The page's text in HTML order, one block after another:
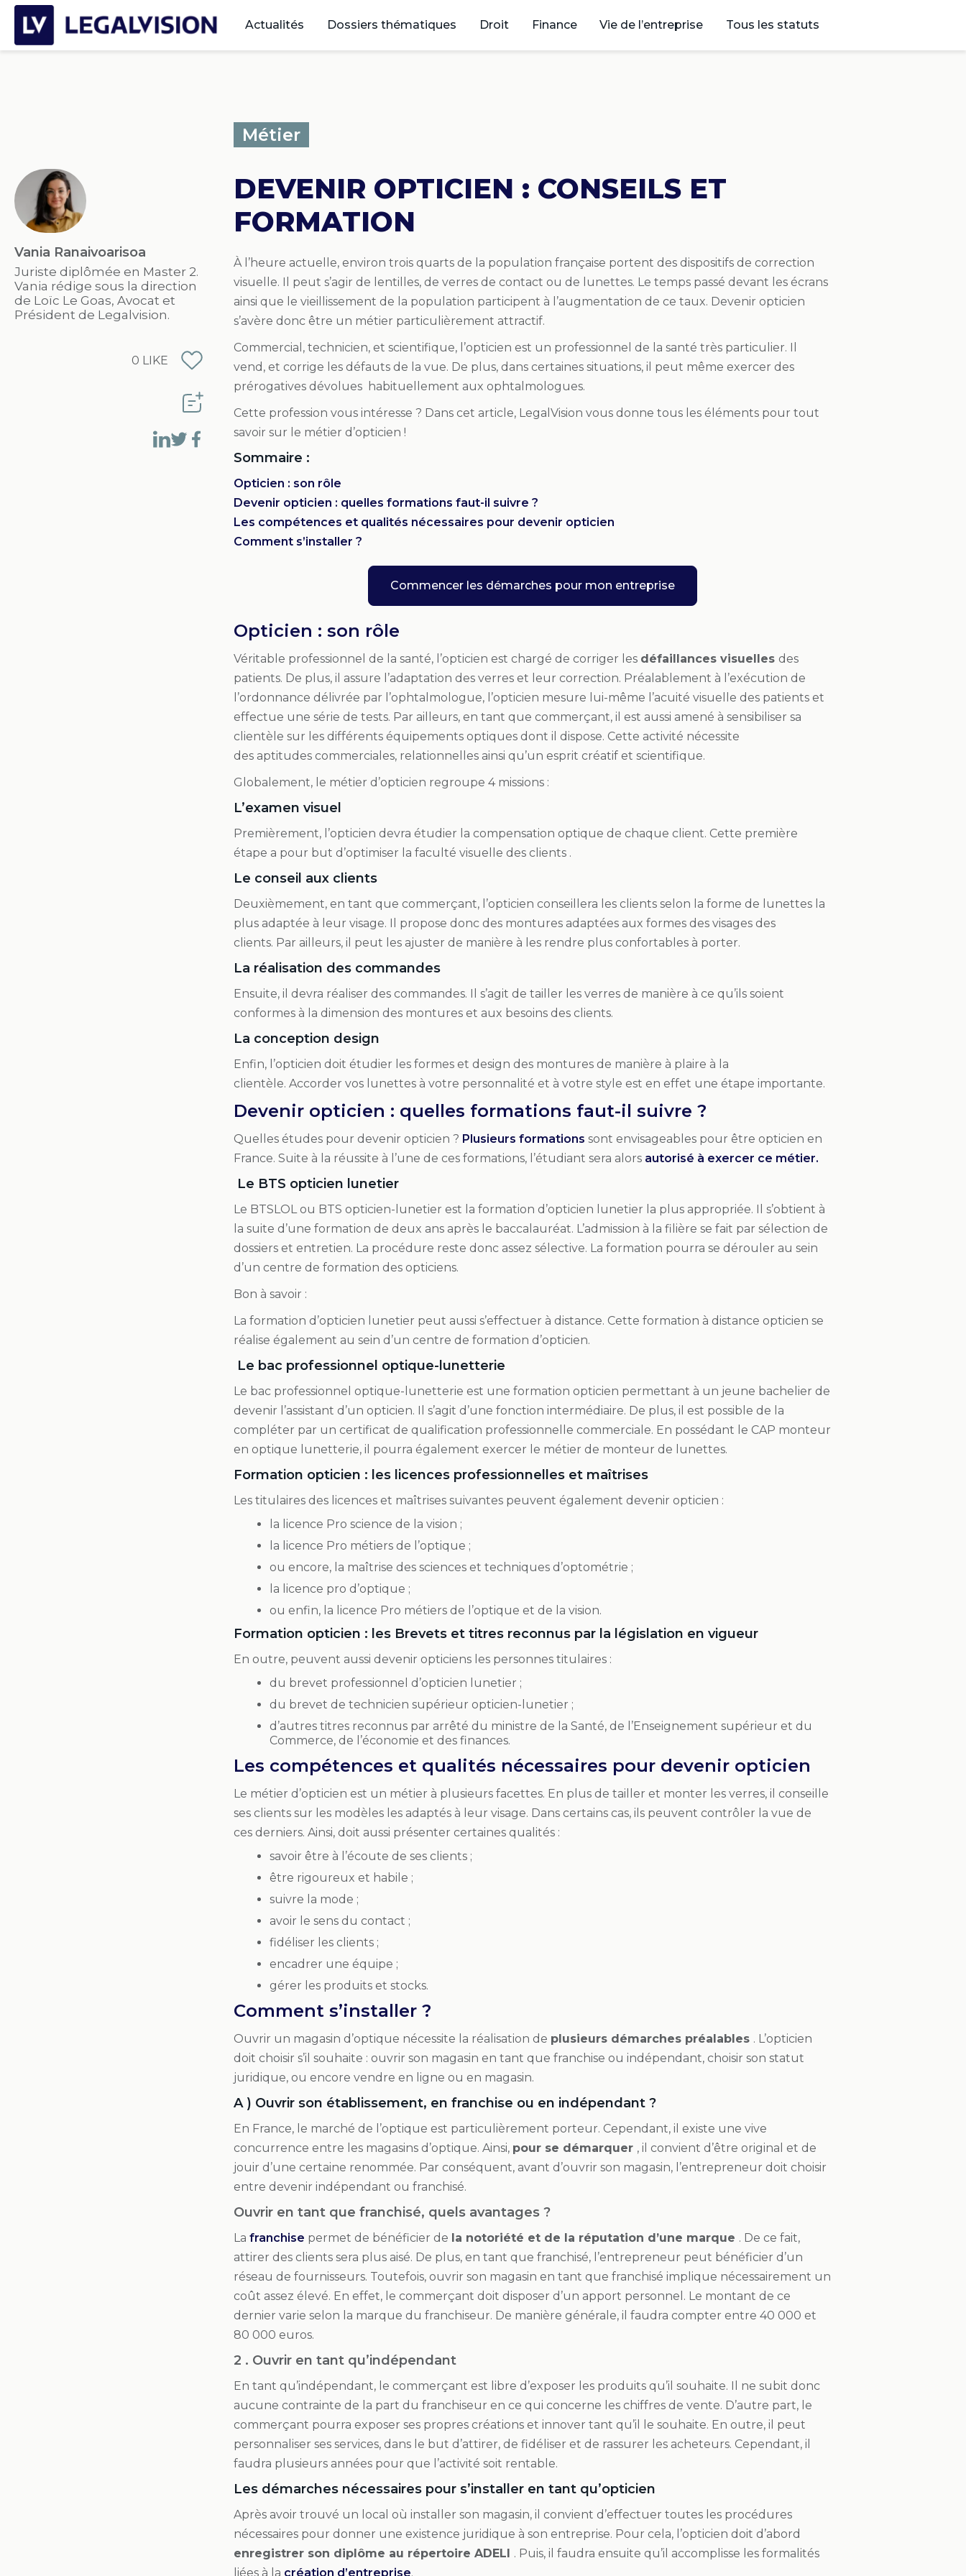
Actualités Dossiers thématiques Droit Finance Vie de l’entreprise Tous les statuts
Vania Ranaivoarisoa
Juriste diplômée en Master 2.
Vania rédige sous la direction
de Loïc Le Goas, Avocat et
Président de Legalvision.
0 LIKE
Métier
DEVENIR OPTICIEN : CONSEILS ET
FORMATION
À l’heure actuelle, environ trois quarts de la population française portent des dispositifs de correction
visuelle. Il peut s’agir de lentilles, de verres de contact ou de lunettes. Le temps passé devant les écrans
ainsi que le vieillissement de la population participent à l’augmentation de ce taux. Devenir opticien
s’avère donc être un métier particulièrement attractif.
Commercial, technicien, et scientifique, l’opticien est un professionnel de la santé très particulier. Il
vend, et corrige les défauts de la vue. De plus, dans certaines situations, il peut même exercer des
prérogatives dévolues habituellement aux ophtalmologues.
Cette profession vous intéresse ? Dans cet article, LegalVision vous donne tous les éléments pour tout
savoir sur le métier d’opticien !
Sommaire :
Opticien : son rôle
Devenir opticien : quelles formations faut-il suivre ?
Les compétences et qualités nécessaires pour devenir opticien
Comment s’installer ?
Commencer les démarches pour mon entreprise
Opticien : son rôle
Véritable professionnel de la santé, l’opticien est chargé de corriger les défaillances visuelles des
patients. De plus, il assure l’adaptation des verres et leur correction. Préalablement à l’exécution de
l’ordonnance délivrée par l’ophtalmologue, l’opticien mesure lui-même l’acuité visuelle des patients et
effectue une série de tests. Par ailleurs, en tant que commerçant, il est aussi amené à sensibiliser sa
clientèle sur les différents équipements optiques dont il dispose. Cette activité nécessite
des aptitudes commerciales, relationnelles ainsi qu’un esprit créatif et scientifique.
Globalement, le métier d’opticien regroupe 4 missions :
L’examen visuel
Premièrement, l’opticien devra étudier la compensation optique de chaque client. Cette première
étape a pour but d’optimiser la faculté visuelle des clients .
Le conseil aux clients
Deuxièmement, en tant que commerçant, l’opticien conseillera les clients selon la forme de lunettes la
plus adaptée à leur visage. Il propose donc des montures adaptées aux formes des visages des
clients. Par ailleurs, il peut les ajuster de manière à les rendre plus confortables à porter.
La réalisation des commandes
Ensuite, il devra réaliser des commandes. Il s’agit de tailler les verres de manière à ce qu’ils soient
conformes à la dimension des montures et aux besoins des clients.
La conception design
Enfin, l’opticien doit étudier les formes et design des montures de manière à plaire à la
clientèle. Accorder vos lunettes à votre personnalité et à votre style est en effet une étape importante.
Devenir opticien : quelles formations faut-il suivre ?
Quelles études pour devenir opticien ? Plusieurs formations sont envisageables pour être opticien en
France. Suite à la réussite à l’une de ces formations, l’étudiant sera alors autorisé à exercer ce métier.
Le BTS opticien lunetier
Le BTSLOL ou BTS opticien-lunetier est la formation d’opticien lunetier la plus appropriée. Il s’obtient à
la suite d’une formation de deux ans après le baccalauréat. L’admission à la filière se fait par sélection de
dossiers et entretien. La procédure reste donc assez sélective. La formation pourra se dérouler au sein
d’un centre de formation des opticiens.
Bon à savoir :
La formation d’opticien lunetier peut aussi s’effectuer à distance. Cette formation à distance opticien se
réalise également au sein d’un centre de formation d’opticien.
Le bac professionnel optique-lunetterie
Le bac professionnel optique-lunetterie est une formation opticien permettant à un jeune bachelier de
devenir l’assistant d’un opticien. Il s’agit d’une fonction intermédiaire. De plus, il est possible de la
compléter par un certificat de qualification professionnelle commerciale. En possédant le CAP monteur
en optique lunetterie, il pourra également exercer le métier de monteur de lunettes.
Formation opticien : les licences professionnelles et maîtrises
Les titulaires des licences et maîtrises suivantes peuvent également devenir opticien :
la licence Pro science de la vision ;
la licence Pro métiers de l’optique ;
ou encore, la maîtrise des sciences et techniques d’optométrie ;
la licence pro d’optique ;
ou enfin, la licence Pro métiers de l’optique et de la vision.
Formation opticien : les Brevets et titres reconnus par la législation en vigueur
En outre, peuvent aussi devenir opticiens les personnes titulaires :
du brevet professionnel d’opticien lunetier ;
du brevet de technicien supérieur opticien-lunetier ;
d’autres titres reconnus par arrêté du ministre de la Santé, de l’Enseignement supérieur et du
Commerce, de l’économie et des finances.
Les compétences et qualités nécessaires pour devenir opticien
Le métier d’opticien est un métier à plusieurs facettes. En plus de tailler et monter les verres, il conseille
ses clients sur les modèles les adaptés à leur visage. Dans certains cas, ils peuvent contrôler la vue de
ces derniers. Ainsi, doit aussi présenter certaines qualités :
savoir être à l’écoute de ses clients ;
être rigoureux et habile ;
suivre la mode ;
avoir le sens du contact ;
fidéliser les clients ;
encadrer une équipe ;
gérer les produits et stocks.
Comment s’installer ?
Ouvrir un magasin d’optique nécessite la réalisation de plusieurs démarches préalables . L’opticien
doit choisir s’il souhaite : ouvrir son magasin en tant que franchise ou indépendant, choisir son statut
juridique, ou encore vendre en ligne ou en magasin.
A ) Ouvrir son établissement, en franchise ou en indépendant ?
En France, le marché de l’optique est particulièrement porteur. Cependant, il existe une vive
concurrence entre les magasins d’optique. Ainsi, pour se démarquer , il convient d’être original et de
jouir d’une certaine renommée. Par conséquent, avant d’ouvrir son magasin, l’entrepreneur doit choisir
entre devenir indépendant ou franchisé.
Ouvrir en tant que franchisé, quels avantages ?
La franchise permet de bénéficier de la notoriété et de la réputation d’une marque . De ce fait,
attirer des clients sera plus aisé. De plus, en tant que franchisé, l’entrepreneur peut bénéficier d’un
réseau de fournisseurs. Toutefois, ouvrir son magasin en tant que franchisé implique nécessairement un
coût assez élevé. En effet, le commerçant doit disposer d’un apport personnel. Le montant de ce
dernier varie selon la marque du franchiseur. De manière générale, il faudra compter entre 40 000 et
80 000 euros.
2 . Ouvrir en tant qu’indépendant
En tant qu’indépendant, le commerçant est libre d’exposer les produits qu’il souhaite. Il ne subit donc
aucune contrainte de la part du franchiseur en ce qui concerne les chiffres de vente. D’autre part, le
commerçant pourra exposer ses propres créations et innover tant qu’il le souhaite. En outre, il peut
personnaliser ses services, dans le but d’attirer, de fidéliser et de rassurer les acheteurs. Cependant, il
faudra plusieurs années pour que l’activité soit rentable.
Les démarches nécessaires pour s’installer en tant qu’opticien
Après avoir trouvé un local où installer son magasin, il convient d’effectuer toutes les procédures
nécessaires pour donner une existence juridique à son entreprise. Pour cela, l’opticien doit d’abord
enregistrer son diplôme au répertoire ADELI . Puis, il faudra ensuite qu’il accomplisse les formalités
liées à la création d’entreprise.